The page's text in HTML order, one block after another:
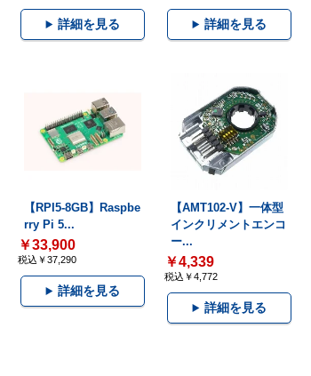
詳細を見る 詳細を見る
【RPI5-8GB】Raspbe
rry Pi 5...
￥33,900
税込￥37,290
詳細を見る
【AMT102-V】一体型
インクリメントエンコ
ー...
￥4,339
税込￥4,772
詳細を見る